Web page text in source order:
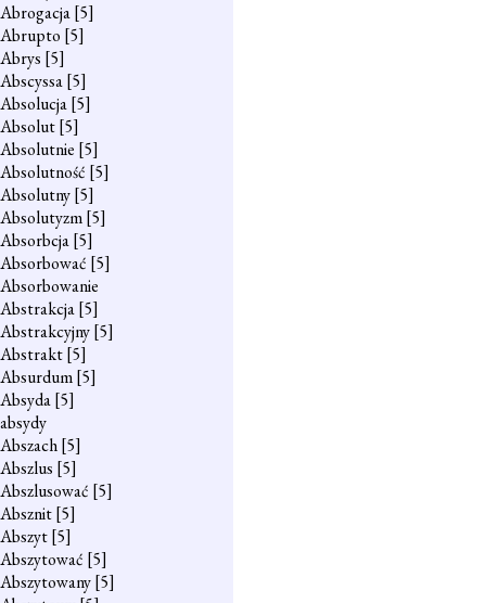
Abrogacja[5]
Abrupto [5]
Abrys [5]
Abscyssa[5]
Absolucja[5]
Absolut[5]
Absolutnie [5]
Absolutność [5]
Absolutny[5]
Absolutyzm[5]
Absorbcja[5]
Absorbować [5]
Absorbowanie
Abstrakcja[5]
Abstrakcyjny[5]
Abstrakt[5]
Absurdum[5]
Absyda[5]
absydy
Abszach[5]
Abszlus [5]
Abszlusować [5]
Absznit[5]
Abszyt[5]
Abszytować [5]
Abszytowany[5]